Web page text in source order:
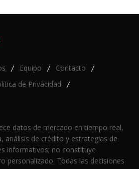
/ Equipo / Contacto /
de Privacidad /
datos de mercado en tiempo real,
análisis de crédito y estrategias de
informativos; no constituye
personalizado. Todas las decisiones